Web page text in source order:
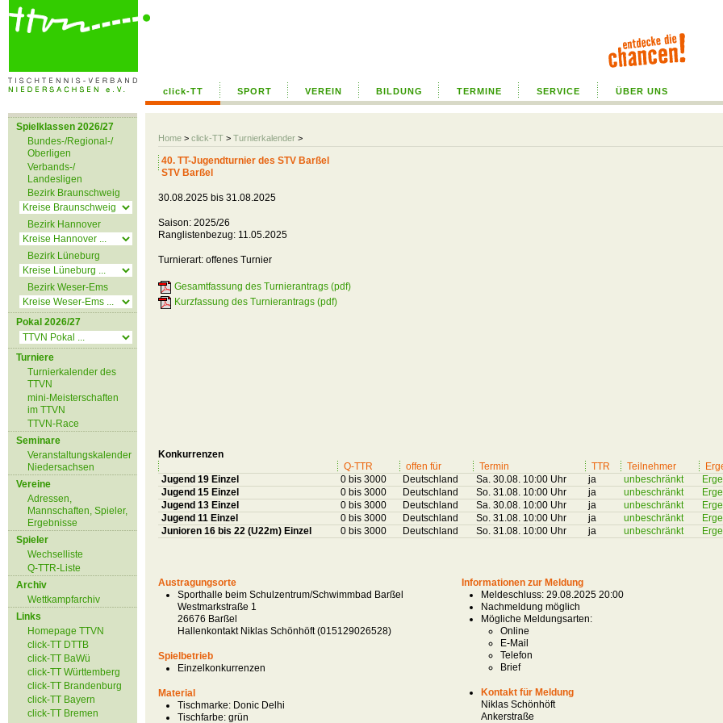
click-TT SPORT VEREIN BILDUNG TERMINE SERVICE ÜBER UNS
Home > click-TT > Turnierkalender >
Spielklassen 2026/27
Bundes-/Regional-/
Oberligen
Verbands-/
Landesligen
Bezirk Braunschweig
Bezirk Hannover
Bezirk Lüneburg
Bezirk Weser-Ems
Pokal 2026/27
Turniere
Turnierkalender des
TTVN
mini-Meisterschaften
im TTVN
TTVN-Race
Seminare
Veranstaltungskalender
Niedersachsen
Vereine
Adressen,
Mannschaften, Spieler,
Ergebnisse
Spieler
Wechselliste
Q-TTR-Liste
Archiv
Wettkampfarchiv
Links
Homepage TTVN
click-TT DTTB
click-TT BaWü
click-TT Württemberg
click-TT Brandenburg
click-TT Bayern
click-TT Bremen
40. TT-Jugendturnier des STV Barßel
STV Barßel
30.08.2025 bis 31.08.2025
Saison: 2025/26
Ranglistenbezug: 11.05.2025
Turnierart: offenes Turnier
Gesamtfassung des Turnierantrags (pdf)
Kurzfassung des Turnierantrags (pdf)
Konkurrenzen
Q-TTR
offen für Termin TTR Teilnehmer
Jugend 19 Einzel
0 bis 3000 Deutschland Sa. 30.08. 10:00 Uhr ja unbeschränkt
Jugend 15 Einzel
0 bis 3000 Deutschland So. 31.08. 10:00 Uhr ja unbeschränkt
Jugend 13 Einzel
0 bis 3000 Deutschland Sa. 30.08. 10:00 Uhr ja unbeschränkt
Jugend 11 Einzel
0 bis 3000 Deutschland So. 31.08. 10:00 Uhr ja unbeschränkt
Junioren 16 bis 22 (U22m) Einzel
0 bis 3000 Deutschland So. 31.08. 10:00 Uhr ja unbeschränkt
Austragungsorte
Sporthalle beim Schulzentrum/Schwimmbad Barßel
Westmarkstraße 1
26676 Barßel
Hallenkontakt Niklas Schönhöft (015129026528)
Spielbetrieb
Einzelkonkurrenzen
Material
Tischmarke: Donic Delhi
Tischfarbe: grün
Informationen zur Meldung
Meldeschluss: 29.08.2025 20:00
Nachmeldung möglich
Mögliche Meldungsarten:
Online
E-Mail
Telefon
Brief
Kontakt für Meldung
Niklas Schönhöft
Ankerstraße